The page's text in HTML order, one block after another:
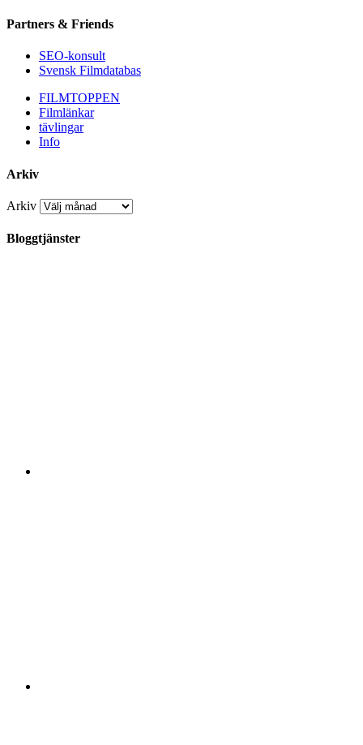
Partners & Friends
SEO-konsult
Svensk Filmdatabas
FILMTOPPEN
Filmlänkar
tävlingar
Info
Arkiv
Arkiv
Bloggtjänster